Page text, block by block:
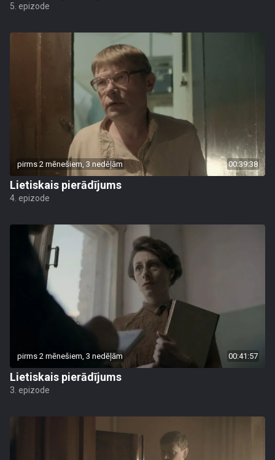
5. epizode
pirms 2 mēnešiem, 3 nedēļām 00:39:38
Lietiskais pierādījums
4. epizode
pirms 2 mēnešiem, 3 nedēļām 00:41:57
Lietiskais pierādījums
3. epizode